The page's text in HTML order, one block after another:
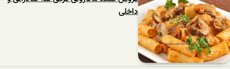
داخلی